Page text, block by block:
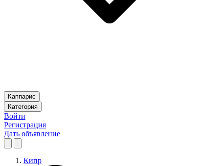
Каппарис
Категория
Войти
Регистрация
Дать объявление
Кипр